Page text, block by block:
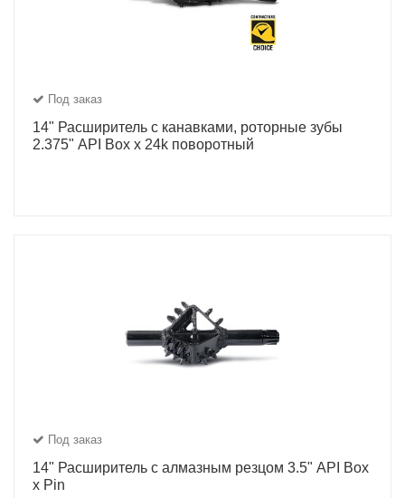
Под заказ
14" Расширитель с канавками, роторные зубы
2.375" API Box x 24k поворотный
Под заказ
14" Расширитель с алмазным резцом 3.5" API Box
x Pin